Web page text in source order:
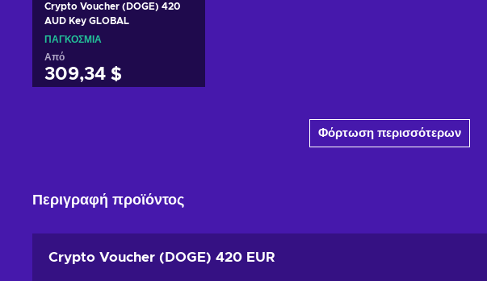
Crypto Voucher (DOGE) 420
AUD Key GLOBAL
ΠΑΓΚΌΣΜΙΑ
Από
309,34 $
Φόρτωση περισσότερων
Περιγραφή προϊόντος
Crypto Voucher (DOGE) 420 EUR